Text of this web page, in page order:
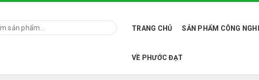
TRANG CHỦ SẢN PHẨM CÔNG
VỀ PHƯỚC ĐẠT